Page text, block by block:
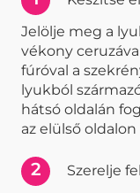
Jelölje meg a
vékony
fúróval a
lyukból
hátsó oldalán
az elülső oldalon
2
Szerelje